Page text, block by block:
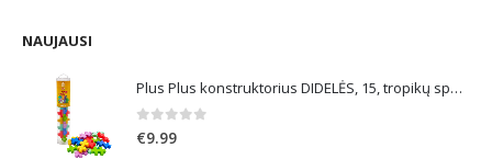
NAUJAUSI
Plus Plus konstruktorius DIDELĖS, 15, tropikų spalvos
0 out of 5
€9.99